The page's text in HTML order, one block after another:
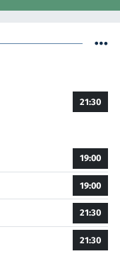
21:30
19:00
19:00
21:30
21:30